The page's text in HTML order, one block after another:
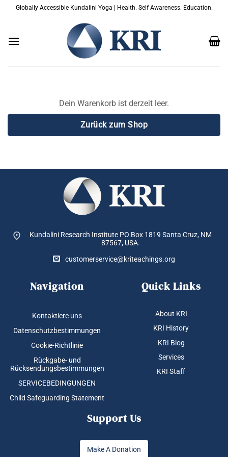
ZumGlobally Accessible Kundalini Yoga | Health. Self Awareness. Education.
Dein Warenkorb ist derzeit leer.
Zurück zum Shop
Kundalini Research Institute PO Box 1819 Santa Cruz, NM
87567, USA.
customerservice@kriteachings.org
Navigation
Kontaktiere uns
Datenschutzbestimmungen
Cookie-Richtlinie
Rückgabe- und
Rücksendungsbestimmungen
SERVICEBEDINGUNGEN
Child Safeguarding Statement
Quick Links
About KRI
KRI History
KRI Blog
Services
KRI Staff
Support Us
Make A Donation